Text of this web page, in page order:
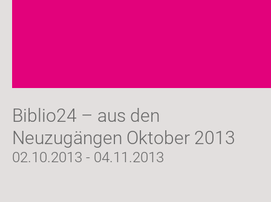
Biblio24 – aus den
Neuzugängen Oktober 2013
02.10.2013 - 04.11.2013